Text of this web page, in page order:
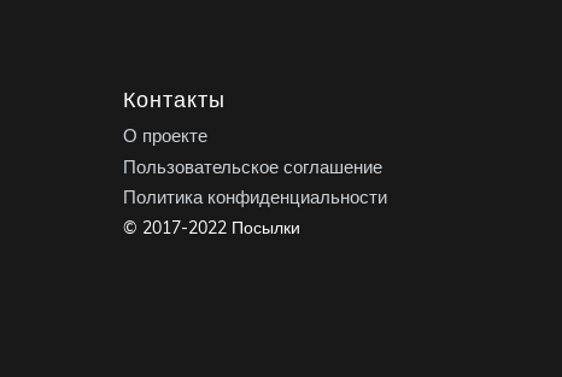
Контакты
О проекте
Пользовательское соглашение
Политика конфиденциальности
© 2017-2022 Посылки